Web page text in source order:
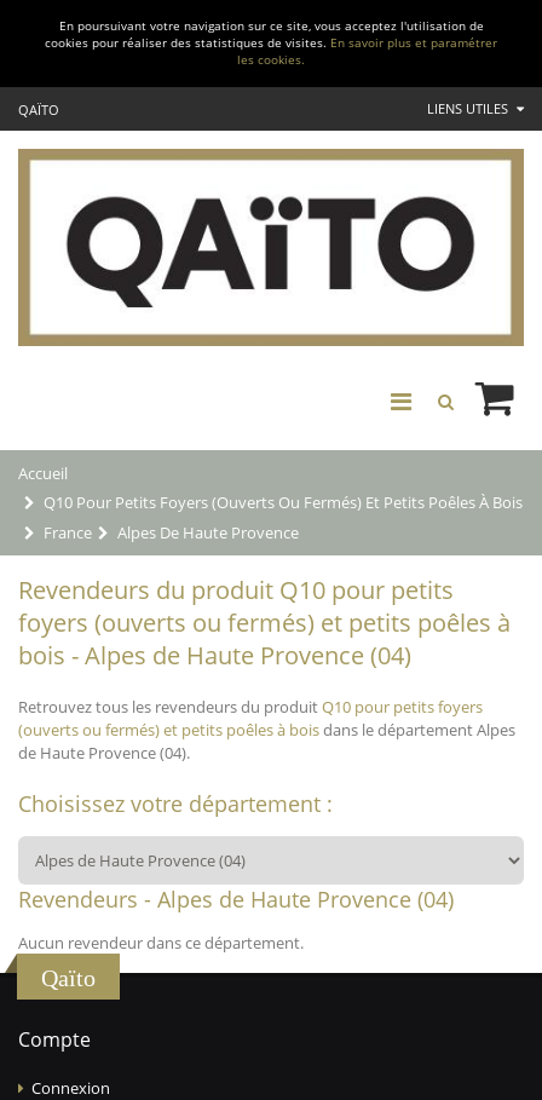
En poursuivant votre navigation sur ce site, vous acceptez l'utilisation de
cookies pour réaliser des statistiques de visites. En savoir plus et paramétrer
les cookies.
QAÏTO LIENS UTILES
Accueil
Q10 Pour Petits Foyers (ouverts Ou Fermés) Et Petits Poêles À Bois
France
Alpes De Haute Provence
Revendeurs du produit Q10 pour petits
foyers (ouverts ou fermés) et petits poêles à
bois - Alpes de Haute Provence (04)
Retrouvez tous les revendeurs du produitQ10 pour petits foyers
(ouverts ou fermés) et petits poêles à boisdans le département Alpes
de Haute Provence (04).
Choisissez votre département :
Revendeurs - Alpes de Haute Provence (04)
Aucun revendeur dans ce département.
Qaïto
Compte
Connexion